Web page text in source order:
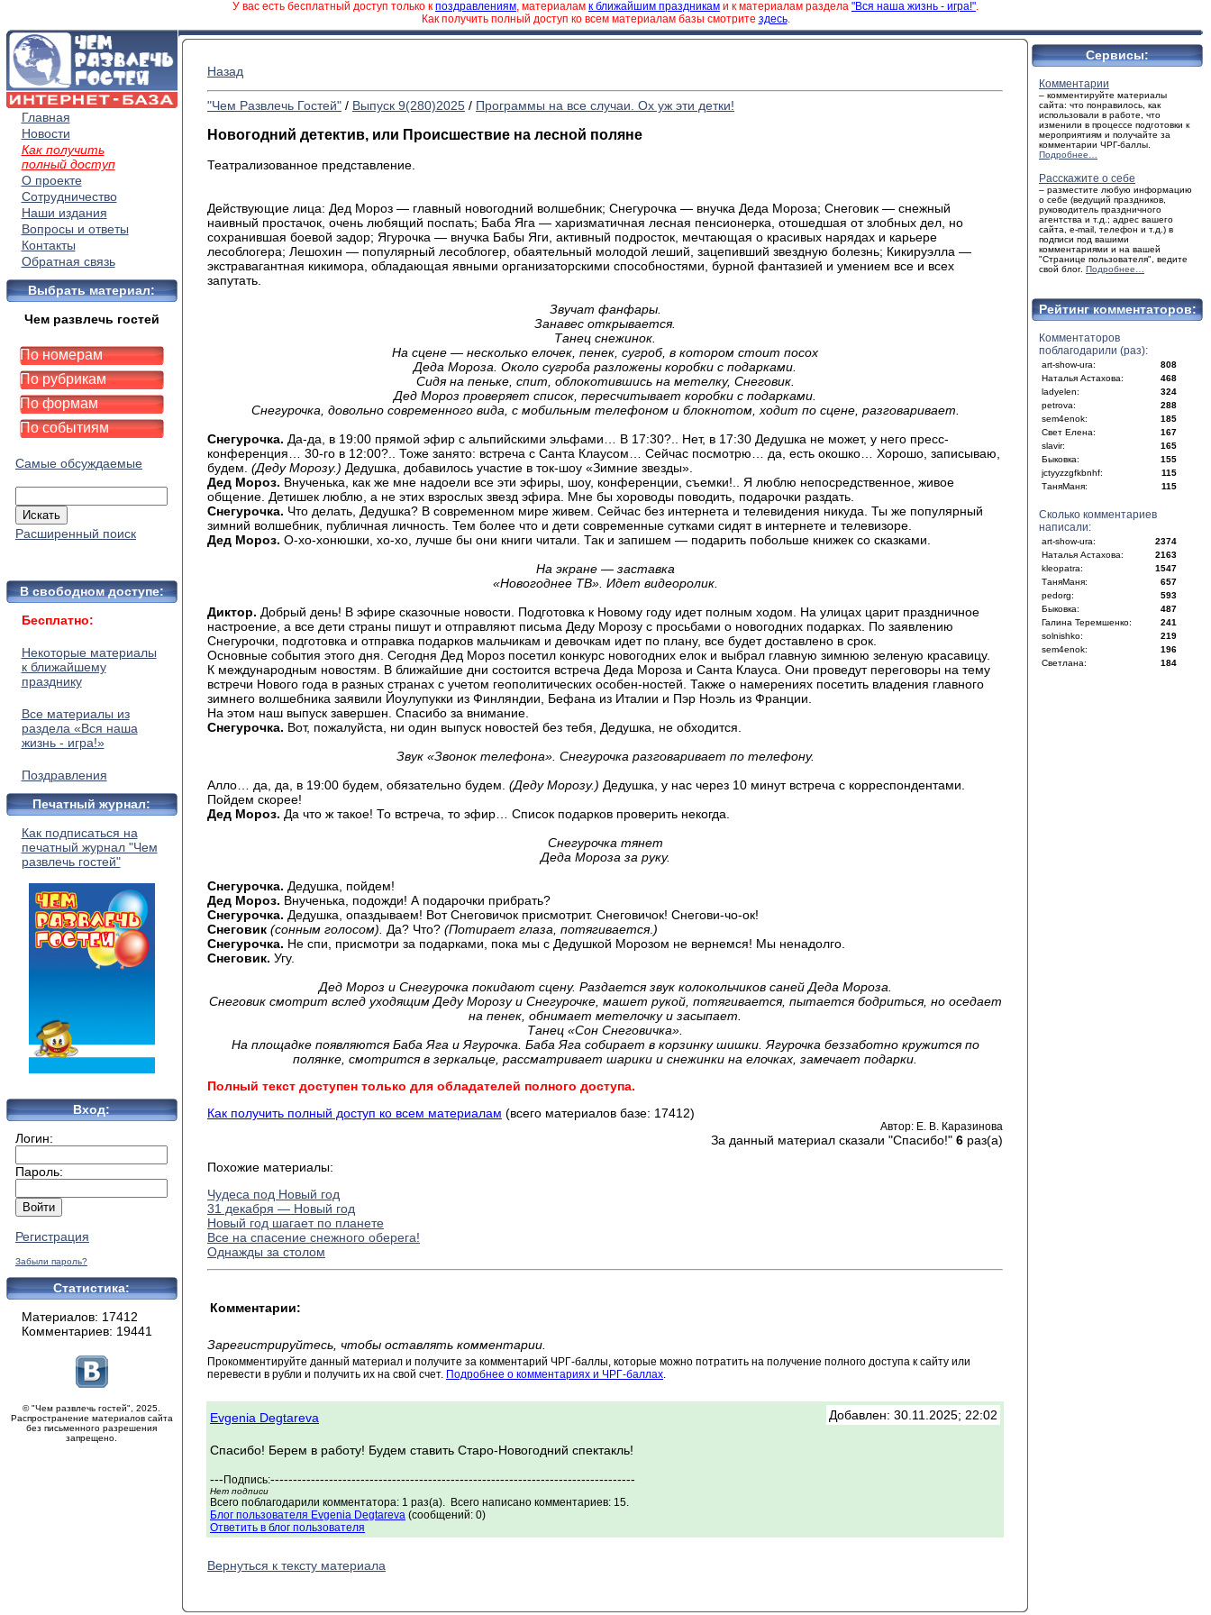
У вас есть бесплатный доступ только к поздравлениям, материалам к ближайшим праздникам и к материалам раздела "Вся наша жизнь - игра!".
Как получить полный доступ ко всем материалам базы смотрите здесь.
Главная
Новости
Как получить
полный доступ
О проекте
Сотрудничество
Наши издания
Вопросы и ответы
Контакты
Обратная связь
Выбрать материал:
Чем развлечь гостей
По номерам
По рубрикам
По формам
По событиям
Самые обсуждаемые
Расширенный поиск
В свободном доступе:
Бесплатно:
Некоторые материалы
к ближайшему
празднику
Все материалы из
раздела «Вся наша
жизнь - игра!»
Поздравления
Печатный журнал:
Как подписаться на
печатный журнал "Чем
развлечь гостей"
Вход:
Логин:
Пароль:
Регистрация
Забыли пароль?
Статистика:
Материалов: 17412
Комментариев: 19441
© "Чем развлечь гостей", 2025.
Распространение материалов сайта
без письменного разрешения
запрещено.
Назад
"Чем Развлечь Гостей" / Выпуск 9(280)2025 / Программы на все случаи. Ох уж эти детки!
Новогодний детектив, или Происшествие на лесной поляне
Театрализованное представление.
Действующие лица: Дед Мороз — главный новогодний волшебник; Снегурочка — внучка Деда Мороза; Снеговик — снежный
наивный простачок, очень любящий поспать; Баба Яга — харизматичная лесная пенсионерка, отошедшая от злобных дел, но
сохранившая боевой задор; Ягурочка — внучка Бабы Яги, активный подросток, мечтающая о красивых нарядах и карьере
лесоблогера; Лешохин — популярный лесоблогер, обаятельный молодой леший, зацепивший звездную болезнь; Кикируэлла —
экстравагантная кикимора, обладающая явными организаторскими способностями, бурной фантазией и умением все и всех
запутать.
Звучат фанфары.
Занавес открывается.
Танец снежинок.
На сцене — несколько елочек, пенек, сугроб, в котором стоит посох
Деда Мороза. Около сугроба разложены коробки с подарками.
Сидя на пеньке, спит, облокотившись на метелку, Снеговик.
Дед Мороз проверяет список, пересчитывает коробки с подарками.
Снегурочка, довольно современного вида, с мобильным телефоном и блокнотом, ходит по сцене, разговаривает.
Снегурочка. Да-да, в 19:00 прямой эфир с альпийскими эльфами… В 17:30?.. Нет, в 17:30 Дедушка не может, у него пресс-
конференция… 30-го в 12:00?.. Тоже занято: встреча с Санта Клаусом… Сейчас посмотрю… да, есть окошко… Хорошо, записываю,
будем. (Деду Морозу.) Дедушка, добавилось участие в ток-шоу «Зимние звезды».
Дед Мороз. Внученька, как же мне надоели все эти эфиры, шоу, конференции, съемки!.. Я люблю непосредственное, живое
общение. Детишек люблю, а не этих взрослых звезд эфира. Мне бы хороводы поводить, подарочки раздать.
Снегурочка. Что делать, Дедушка? В современном мире живем. Сейчас без интернета и телевидения никуда. Ты же популярный
зимний волшебник, публичная личность. Тем более что и дети современные сутками сидят в интернете и телевизоре.
Дед Мороз. О-хо-хонюшки, хо-хо, лучше бы они книги читали. Так и запишем — подарить побольше книжек со сказками.
На экране — заставка
«Новогоднее ТВ». Идет видеоролик.
Диктор. Добрый день! В эфире сказочные новости. Подготовка к Новому году идет полным ходом. На улицах царит праздничное
настроение, а все дети страны пишут и отправляют письма Деду Морозу с просьбами о новогодних подарках. По заявлению
Снегурочки, подготовка и отправка подарков мальчикам и девочкам идет по плану, все будет доставлено в срок.
Основные события этого дня. Сегодня Дед Мороз посетил конкурс новогодних елок и выбрал главную зимнюю зеленую красавицу.
К международным новостям. В ближайшие дни состоится встреча Деда Мороза и Санта Клауса. Они проведут переговоры на тему
встречи Нового года в разных странах с учетом геополитических особен-ностей. Также о намерениях посетить владения главного
зимнего волшебника заявили Йоулупукки из Финляндии, Бефана из Италии и Пэр Ноэль из Франции.
На этом наш выпуск завершен. Спасибо за внимание.
Снегурочка. Вот, пожалуйста, ни один выпуск новостей без тебя, Дедушка, не обходится.
Звук «Звонок телефона». Снегурочка разговаривает по телефону.
Алло… да, да, в 19:00 будем, обязательно будем. (Деду Морозу.) Дедушка, у нас через 10 минут встреча с корреспондентами.
Пойдем скорее!
Дед Мороз. Да что ж такое! То встреча, то эфир… Список подарков проверить некогда.
Снегурочка тянет
Деда Мороза за руку.
Снегурочка. Дедушка, пойдем!
Дед Мороз. Внученька, подожди! А подарочки прибрать?
Снегурочка. Дедушка, опаздываем! Вот Снеговичок присмотрит. Снеговичок! Снегови-чо-ок!
Снеговик (сонным голосом). Да? Что? (Потирает глаза, потягивается. )
Снегурочка. Не спи, присмотри за подарками, пока мы с Дедушкой Морозом не вернемся! Мы ненадолго.
Снеговик. Угу.
Дед Мороз и Снегурочка покидают сцену. Раздается звук колокольчиков саней Деда Мороза.
Снеговик смотрит вслед уходящим Деду Морозу и Снегурочке, машет рукой, потягивается, пытается бодриться, но оседает
на пенек, обнимает метелочку и засыпает.
Танец «Сон Снеговичка».
На площадке появляются Баба Яга и Ягурочка. Баба Яга собирает в корзинку шишки. Ягурочка беззаботно кружится по
полянке, смотрится в зеркальце, рассматривает шарики и снежинки на елочках, замечает подарки.
Полный текст доступен только для обладателей полного доступа.
Как получить полный доступ ко всем материалам (всего материалов базе: 17412)
Автор: Е. В. Каразинова
За данный материал сказали "Спасибо!" 6 раз(а)
Похожие материалы:
Чудеса под Новый год
31 декабря — Новый год
Новый год шагает по планете
Все на спасение снежного оберега!
Однажды за столом
Комментарии:
Зарегистрируйтесь, чтобы оставлять комментарии.
Прокомментируйте данный материал и получите за комментарий ЧРГ-баллы, которые можно потратить на получение полного доступа к сайту или
перевести в рубли и получить их на свой счет. Подробнее о комментариях и ЧРГ-баллах.
Evgenia Degtareva Добавлен: 30.11.2025; 22:02
Спасибо! Берем в работу! Будем ставить Старо-Новогодний спектакль!
--- Подпись:---------------------------------------------------------------------------------
Нет подписи
Всего поблагодарили комментатора: 1 раз(а). Всего написано комментариев: 15.
Блог пользователя Evgenia Degtareva (сообщений: 0)
Ответить в блог пользователя
Вернуться к тексту материала
Сервисы:
Комментарии
– комментируйте материалы
сайта: что понравилось, как
использовали в работе, что
изменили в процессе подготовки к
мероприятиям и получайте за
комментарии ЧРГ-баллы.
Подробнее…
Расскажите о себе
– разместите любую информацию
о себе (ведущий праздников,
руководитель праздничного
агентства и т.д.; адрес вашего
сайта, e-mail, телефон и т.д.) в
подписи под вашими
комментариями и на вашей
"Странице пользователя", ведите
свой блог. Подробнее…
Рейтинг комментаторов:
Комментаторов
поблагодарили (раз):
art-show-ura:
808
Наталья Астахова:
468
ladyelen:
324
petrova:
288
sem4enok:
185
Свет Елена:
167
slavir:
165
Быковка:
155
jctyyzzgfkbnhf:
115
ТаняМаня:
115
Сколько комментариев
написали:
art-show-ura:
2374
Наталья Астахова:
2163
kleopatra:
1547
ТаняМаня:
657
pedorg:
593
Быковка:
487
Галина Теремшенко:
241
solnishko:
219
sem4enok:
196
Светлана:
184